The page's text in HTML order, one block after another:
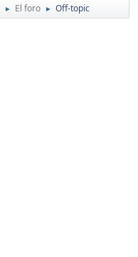
► El foro ► Off-topic